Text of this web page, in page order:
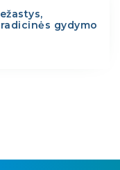
gydymo